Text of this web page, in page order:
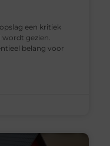
een kritiek
gezien.
belang voor